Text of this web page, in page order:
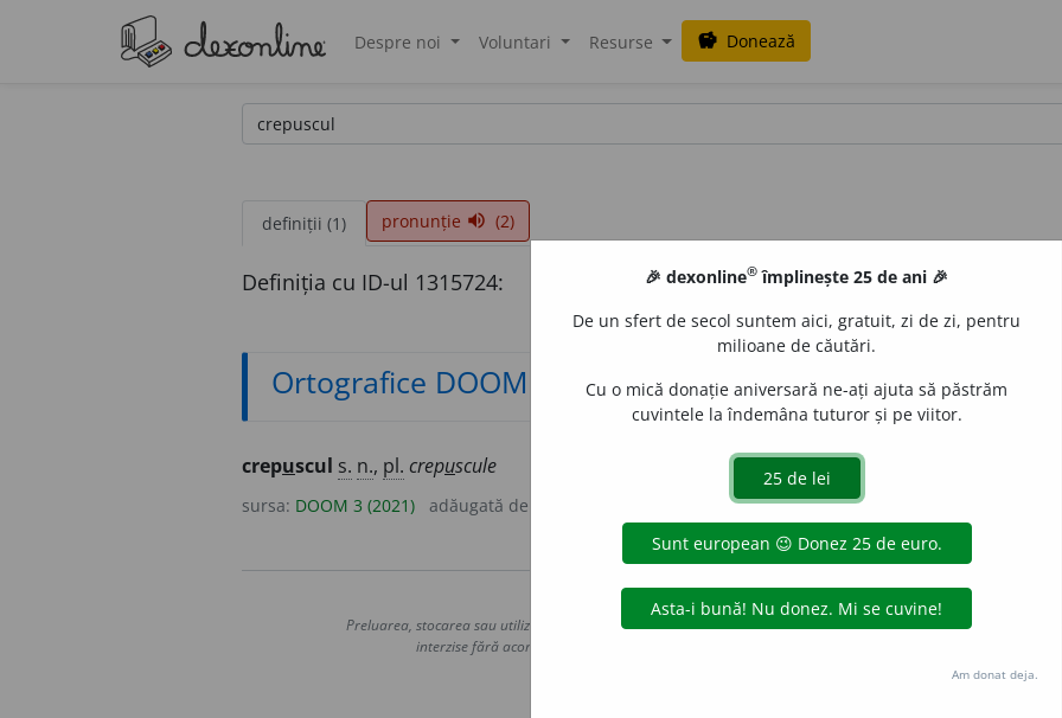
Despre noi Voluntari Resurse savings Donează
definiții (1) pronunție volume_up (2)
Definiția cu ID-ul 1315724:
Ortografice DOOM
crepuscul s. n., pl. crepuscule
sursa: DOOM 3 (2021) adăugată de
Copyright © 2004-2026 dexonline (https://dexonline.ro)
Preluarea, stocarea sau utilizarea datelor de pe acest site, inclusiv prin orice metode de extragere automată
interzise fără acordul nostru prealabil scris, cu excepția seturilor de date oferite oficial spre utilizare
Hosterion
🎉 dexonline® împlinește 25 de ani 🎉
De un sfert de secol suntem aici, gratuit, zi de zi, pentru
milioane de căutări.
Cu o mică donație aniversară ne-ați ajuta să păstrăm
cuvintele la îndemâna tuturor și pe viitor.
Am donat deja.